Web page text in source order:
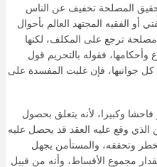
المصلحة تخفيف عن الناس
أو الفقيه المجتهد العالم بأحوال
مصلحة ترجع على المكلف، لكنها
فقوله بالتحريم قول
جوانبها، فإن غلبت المفسدة على
فاحشا وكبيرا، لأنه يتعلق بحصول
الذي وقع عليه العقد قد يحصل عليه
وتحققه، والمستأمن يجهل
مجموع الأقساط، وأنه من قبيل